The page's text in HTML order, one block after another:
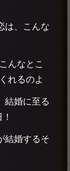
は、こんな
んなとこ
れるのよ
結婚に至る
結婚するそ